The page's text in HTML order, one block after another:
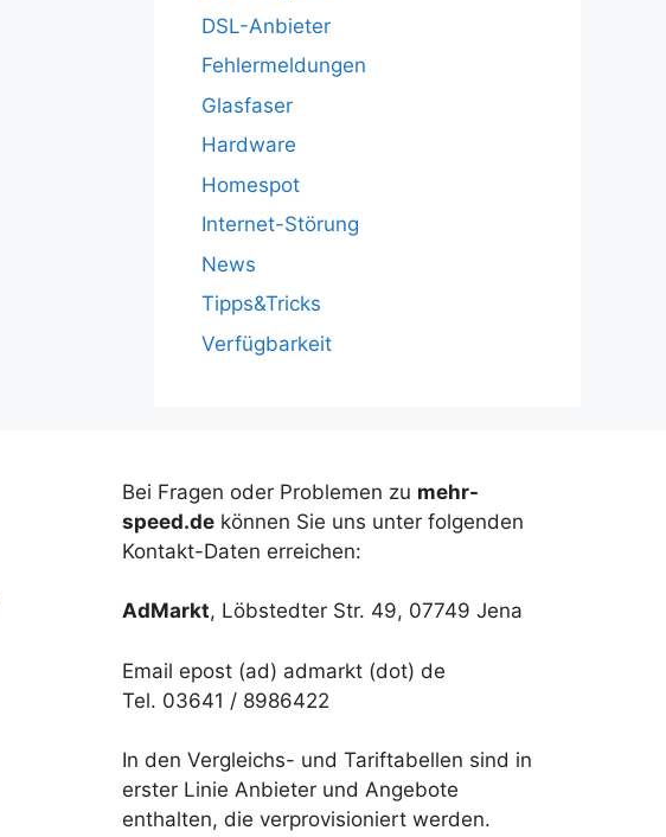
DSL-Anbieter
Fehlermeldungen
Glasfaser
Hardware
Homespot
Internet-Störung
News
Tipps&Tricks
Verfügbarkeit
Bei Fragen oder Problemen zu mehr-
speed.de können Sie uns unter folgenden
Kontakt-Daten erreichen:
AdMarkt, Löbstedter Str. 49, 07749 Jena
Email epost (ad) admarkt (dot) de
Tel. 03641 / 8986422
In den Vergleichs- und Tariftabellen sind in
erster Linie Anbieter und Angebote
enthalten, die verprovisioniert werden.